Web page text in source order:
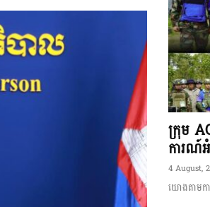
ក្រុម
ការណ៍
4 August,
យោងតាមក